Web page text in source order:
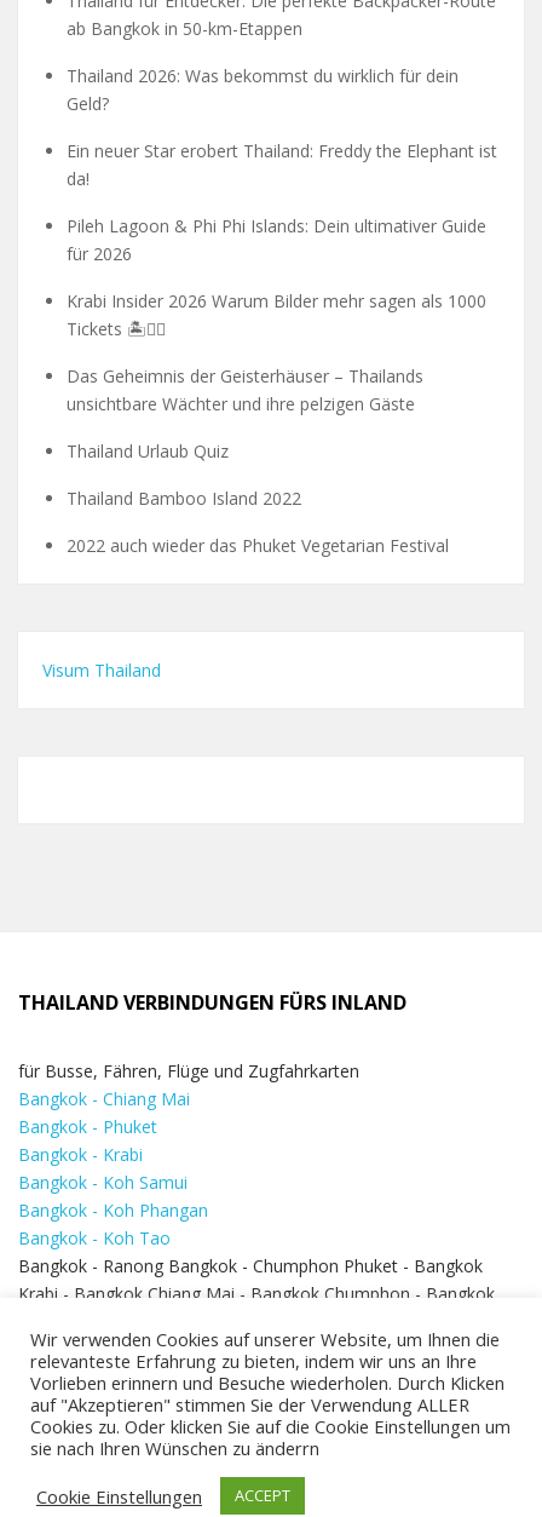
ab Bangkok in 50-km-Etappen
Thailand 2026: Was bekommst du wirklich für dein
Geld?
Ein neuer Star erobert Thailand: Freddy the Elephant ist
da!
Pileh Lagoon & Phi Phi Islands: Dein ultimativer Guide
für 2026
Krabi Insider 2026 Warum Bilder mehr sagen als 1000
Tickets 🏝️🧗‍♂️
Das Geheimnis der Geisterhäuser – Thailands
unsichtbare Wächter und ihre pelzigen Gäste
Thailand Urlaub Quiz
Thailand Bamboo Island 2022
2022 auch wieder das Phuket Vegetarian Festival
Visum Thailand
THAILAND VERBINDUNGEN FÜRS INLAND
für Busse, Fähren, Flüge und Zugfahrkarten
Bangkok - Chiang Mai
Bangkok - Phuket
Bangkok - Krabi
Bangkok - Koh Samui
Bangkok - Koh Phangan
Bangkok - Koh Tao
Bangkok - Ranong Bangkok - Chumphon Phuket - Bangkok
Krabi - Bangkok Chiang Mai - Bangkok Chumphon - Bangkok
Bangkok - Hua Hin
Wir verwenden Cookies auf unserer Website, um Ihnen die
relevanteste Erfahrung zu bieten, indem wir uns an Ihre
Vorlieben erinnern und Besuche wiederholen. Durch Klicken
auf "Akzeptieren" stimmen Sie der Verwendung ALLER
Cookies zu. Oder klicken Sie auf die Cookie Einstellungen um
sie nach Ihren Wünschen zu änderrn
Cookie Einstellungen
ACCEPT